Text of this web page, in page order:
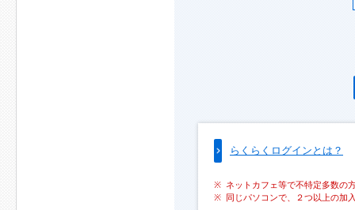
らくらくログインとは？
ネットカフェ等で不特定多数の
同じパソコンで、２つ以上の加